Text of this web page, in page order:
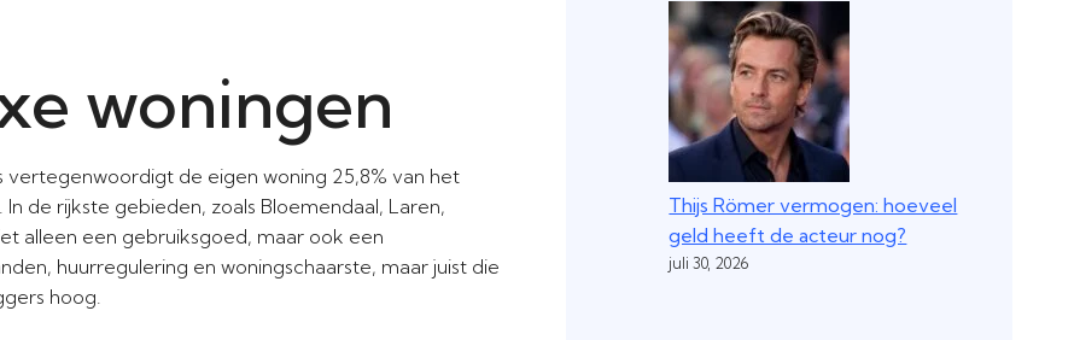
woningen
de eigen woning 25,8% van het
de rijkste gebieden, zoals Bloemendaal, Laren,
alleen een gebruiksgoed, maar ook een
huurregulering en woningschaarste, maar juist die
hoog.
Thijs Römer vermogen: hoeveel
geld heeft de acteur nog?
juli 30, 2026